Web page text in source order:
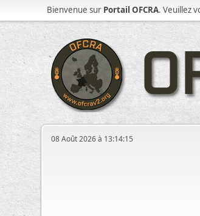
Bienvenue sur Portail OFCRA. Veuillez
08 Août 2026 à 13:14:15